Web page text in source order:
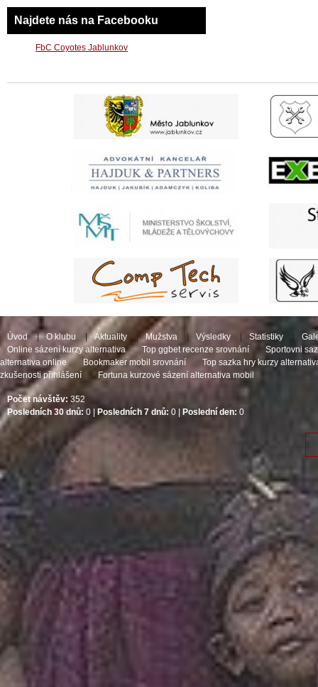
Najdete nás na Facebooku
FbC Coyotes Jablunkov
Úvod | O klubu | Aktuality | Mužstva Výsledky Statistiky
Online sázení kurzy alternativa
Top ggbet recenze srovnání
Sportovni
alternativa online
Bookmaker mobil srovnání
Top sazka hry kurzy
zkušenosti přihlášení
Fortuna kurzové sázení alternativa mobil
Počet návštěv: 352
Posledních 30 dnů: 0 | Posledních 7 dnů: 0 | Poslední den: 0